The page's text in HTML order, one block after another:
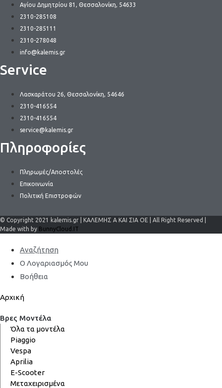
Αγίου Δημητρίου 81, Θεσσαλονίκη, 54633
2310-285108
2310-285111
2310-278048
info@kalemis.gr
Service
Λασκαράτου 26, Θεσσαλονίκη, 54646
2310-416554
2310-416554
service@kalemis.gr
Πληροφορίες
Πληρωμές/Αποστολές
Επικοινωνία
Πολιτική Επιστροφών
© Copyright 2021 kalemis.gr | ΚΑΛΕΜΗΣ Α ΚΑΙ ΣΙΑ ΟΕ | All Right Reserved |
Made with by BunnyCloud.IT
Αναζήτηση
Ο Λογαριασμός Μου
Βοήθεια
Αρχική
Βρες Μοντέλα
Όλα τα μοντέλα
Piaggio
Vespa
Aprilia
E-Scooter
Μεταχειρισμένα